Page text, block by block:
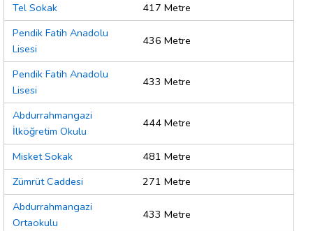
Tel Sokak
417 Metre
Pendik Fatih Anadolu
Lisesi
436 Metre
Pendik Fatih Anadolu
Lisesi
433 Metre
Abdurrahmangazi
İlköğretim Okulu
444 Metre
Misket Sokak
481 Metre
Zümrüt Caddesi
271 Metre
Abdurrahmangazi
Ortaokulu
433 Metre